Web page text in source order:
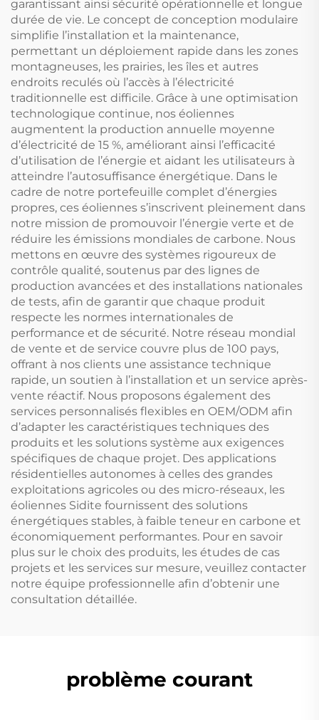
garantissant ainsi sécurité opérationnelle et longue
durée de vie. Le concept de conception modulaire
simplifie l’installation et la maintenance,
permettant un déploiement rapide dans les zones
montagneuses, les prairies, les îles et autres
endroits reculés où l’accès à l’électricité
traditionnelle est difficile. Grâce à une optimisation
technologique continue, nos éoliennes
augmentent la production annuelle moyenne
d’électricité de 15 %, améliorant ainsi l’efficacité
d’utilisation de l’énergie et aidant les utilisateurs à
atteindre l’autosuffisance énergétique. Dans le
cadre de notre portefeuille complet d’énergies
propres, ces éoliennes s’inscrivent pleinement dans
notre mission de promouvoir l’énergie verte et de
réduire les émissions mondiales de carbone. Nous
mettons en œuvre des systèmes rigoureux de
contrôle qualité, soutenus par des lignes de
production avancées et des installations nationales
de tests, afin de garantir que chaque produit
respecte les normes internationales de
performance et de sécurité. Notre réseau mondial
de vente et de service couvre plus de 100 pays,
offrant à nos clients une assistance technique
rapide, un soutien à l’installation et un service après-
vente réactif. Nous proposons également des
services personnalisés flexibles en OEM/ODM afin
d’adapter les caractéristiques techniques des
produits et les solutions système aux exigences
spécifiques de chaque projet. Des applications
résidentielles autonomes à celles des grandes
exploitations agricoles ou des micro-réseaux, les
éoliennes Sidite fournissent des solutions
énergétiques stables, à faible teneur en carbone et
économiquement performantes. Pour en savoir
plus sur le choix des produits, les études de cas
projets et les services sur mesure, veuillez contacter
notre équipe professionnelle afin d’obtenir une
consultation détaillée.
problème courant